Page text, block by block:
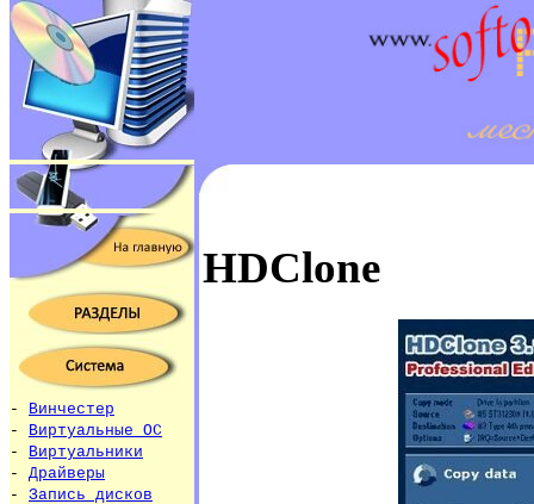
- Винчестер
- Виртуальные ОС
- Виртуальники
- Драйверы
- Запись дисков
HDClone